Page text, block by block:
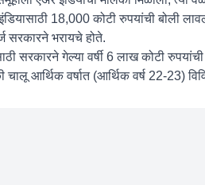
18,000 कोटी रुपयांची बोली
सरकारने भरायचे होते.
सरकारने गेल्या वर्षी 6 लाख कोटी
चालू आर्थिक वर्षात (आर्थिक वर्ष 22-23)